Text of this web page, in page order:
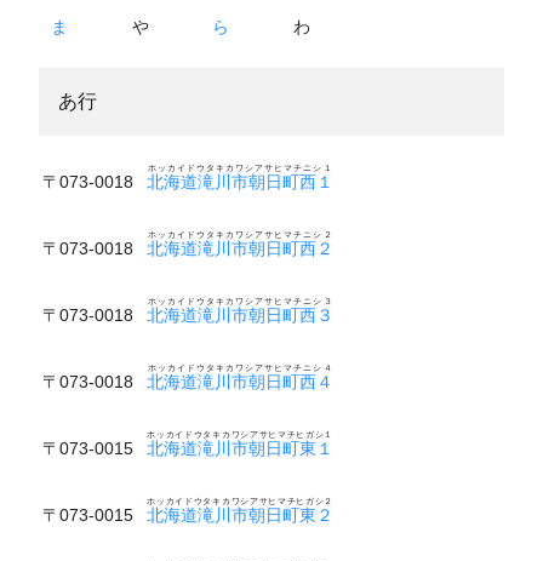
ま や ら わ
あ行
〒073-0018 北海道滝川市朝日町西１
ホッカイドウタキカワシアサヒマチニシ１
〒073-0018 北海道滝川市朝日町西２
ホッカイドウタキカワシアサヒマチニシ２
〒073-0018 北海道滝川市朝日町西３
ホッカイドウタキカワシアサヒマチニシ３
〒073-0018 北海道滝川市朝日町西４
ホッカイドウタキカワシアサヒマチニシ４
〒073-0015 北海道滝川市朝日町東１
ホッカイドウタキカワシアサヒマチヒガシ１
〒073-0015 北海道滝川市朝日町東２
ホッカイドウタキカワシアサヒマチヒガシ２